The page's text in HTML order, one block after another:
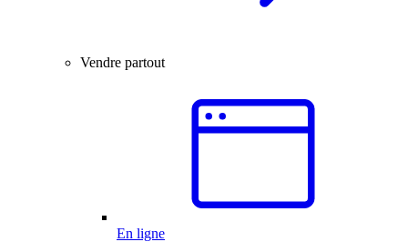
Vendre partout
En ligne